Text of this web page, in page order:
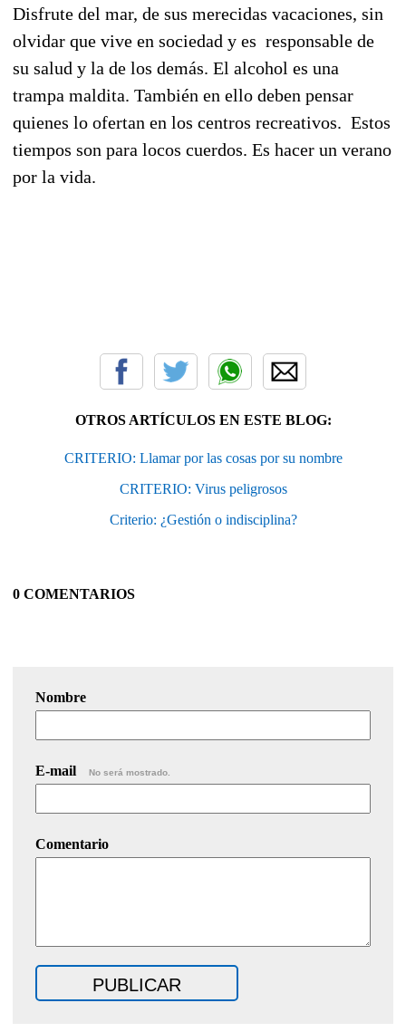
Disfrute del mar, de sus merecidas vacaciones, sin
olvidar que vive en sociedad y es responsable de
su salud y la de los demás. El alcohol es una
trampa maldita. También en ello deben pensar
quienes lo ofertan en los centros recreativos. Estos
tiempos son para locos cuerdos. Es hacer un verano
por la vida.
OTROS ARTÍCULOS EN ESTE BLOG:
CRITERIO: Llamar por las cosas por su nombre
CRITERIO: Virus peligrosos
Criterio: ¿Gestión o indisciplina?
0 COMENTARIOS
Nombre
E-mail No será mostrado.
Comentario